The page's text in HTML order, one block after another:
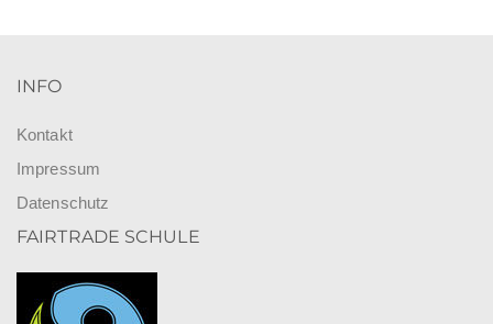
INFO
Kontakt
Impressum
Datenschutz
FAIRTRADE SCHULE